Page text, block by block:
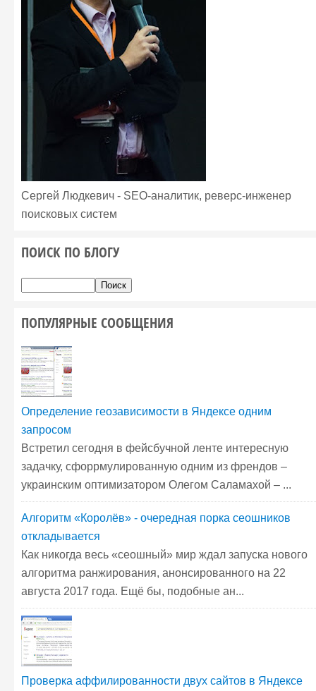
Сергей Людкевич - SEO-аналитик, реверс-инженер
поисковых систем
ПОИСК ПО БЛОГУ
ПОПУЛЯРНЫЕ СООБЩЕНИЯ
Определение геозависимости в Яндексе одним
запросом
Встретил сегодня в фейсбучной ленте интересную
задачку, сфоррмулированную одним из френдов –
украинским оптимизатором Олегом Саламахой – ...
Алгоритм «Королёв» - очередная порка сеошников
откладывается
Как никогда весь «сеошный» мир ждал запуска нового
алгоритма ранжирования, анонсированного на 22
августа 2017 года. Ещё бы, подобные ан...
Проверка аффилированности двух сайтов в Яндексе